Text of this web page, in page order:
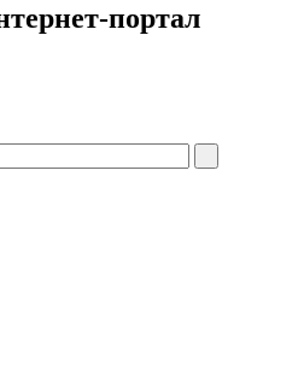
портал